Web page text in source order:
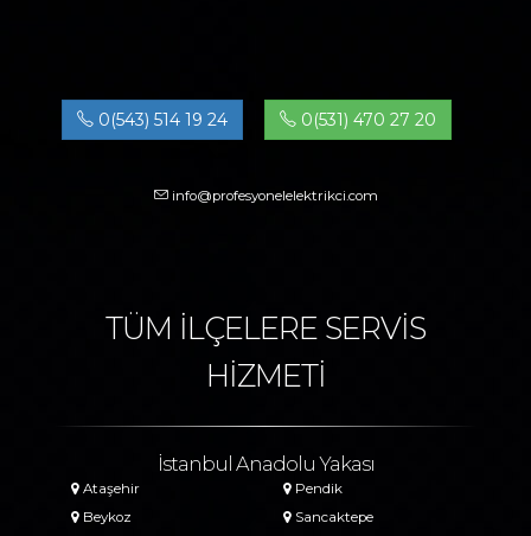
0(543) 514 19 24 0(531) 470 27 20
info@profesyonelelektrikci.com
TÜM İLÇELERE SERVİS
HİZMETİ
İstanbul Anadolu Yakası
Ataşehir
Beykoz
Pendik
Sancaktepe